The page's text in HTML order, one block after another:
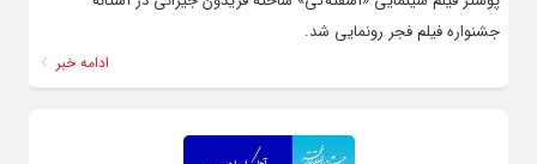
جشنواره فیلم فجر رونمایی شد.
ادامه خبر